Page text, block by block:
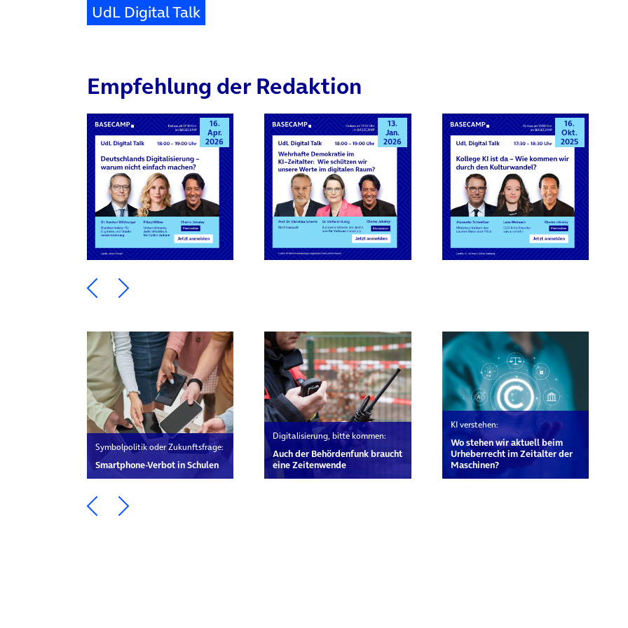
UdL Digital Talk
Empfehlung der Redaktion
16.
Apr.
2026
13.
Jan.
2026
16.
Okt.
2025
Ein Element zurück blättern
Ein Element weiter blättern
Symbolpolitik oder Zukunftsfrage:
Smartphone-Verbot in Schulen
Digitalisierung, bitte kommen:
Auch der Behördenfunk braucht
eine Zeitenwende
KI verstehen:
Wo stehen wir aktuell beim
Urheberrecht im Zeitalter der
Maschinen?
Ein Element zurück blättern
Ein Element weiter blättern